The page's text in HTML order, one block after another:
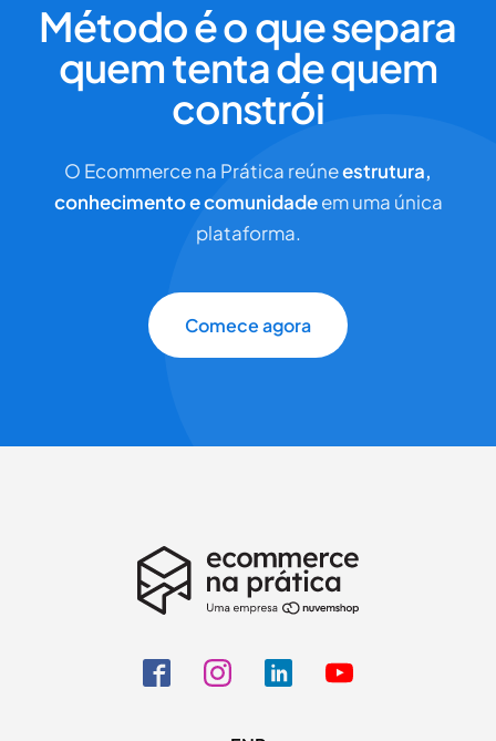
Método é o que separa
quem tenta de quem
constrói
O Ecommerce na Prática reúneestrutura,
conhecimento e comunidadeem uma única
plataforma.
Comece agora
Comece sua jornada